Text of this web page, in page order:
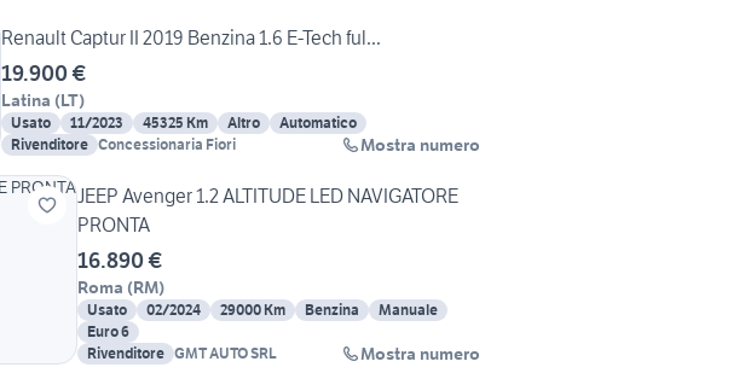
Renault Captur II 2019 Benzina 1.6 E-Tech ful...
19.900 €
Latina (LT)
Usato 11/2023 45325 Km Altro
Automatico
Rivenditore Concessionaria Fiori Mostra numero
JEEP Avenger 1.2 ALTITUDE LED NAVIGATORE
PRONTA
16.890 €
Roma (RM)
Usato 02/2024 29000 Km Benzina
Manuale
Euro 6
Rivenditore GMT AUTO SRL Mostra numero